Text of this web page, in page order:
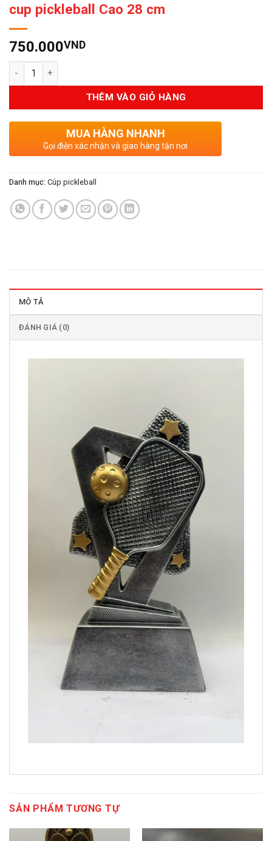
cup pickleball Cao 28 cm
750.000VND
Số lượng
THÊM VÀO GIỎ HÀNG
MUA HÀNG NHANH
Gọi điện xác nhận và giao hàng tận nơi
Danh mục: Cúp pickleball
MÔ TẢ
ĐÁNH GIÁ (0)
SẢN PHẨM TƯƠNG TỰ